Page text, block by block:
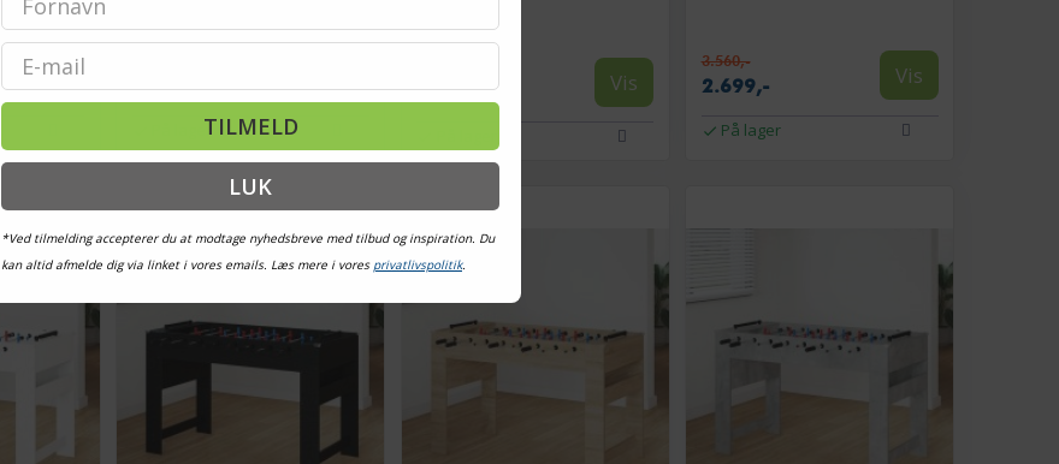
Vis 1.319,-
På lager
Vis
3.560,-
2.699,- Vis
På lager
Email
TILMELD
LUK
*Ved tilmelding accepterer du at modtage nyhedsbreve med tilbud og inspiration. Du
kan altid afmelde dig via linket i vores emails. Læs mere i vores privatlivspolitik.